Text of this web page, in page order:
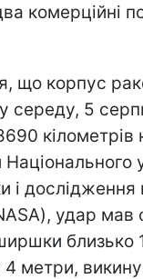
комерційні
що корпус
середу, 5
кілометрів
і дослідження
удар мав
близько
4 метри,